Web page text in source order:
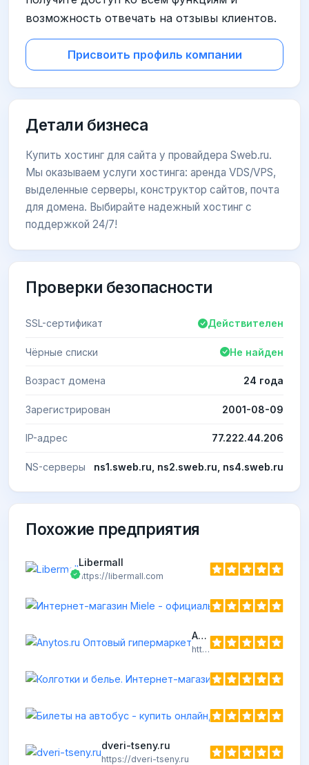
возможность отвечать на отзывы клиентов.
Присвоить профиль компании
Детали бизнеса
Купить хостинг для сайта у провайдера Sweb.ru.
Мы оказываем услуги хостинга: аренда VDS/VPS,
выделенные серверы, конструктор сайтов, почта
для домена. Выбирайте надежный хостинг с
поддержкой 24/7!
Проверки безопасности
SSL-сертификат Действителен
Чёрные списки Не найден
Возраст домена 24 года
Зарегистрирован 2001-08-09
IP-адрес 77.222.44.206
NS-серверы ns1.sweb.ru, ns2.sweb.ru, ns4.sweb.ru
Похожие предприятия
Libermall
https://libermall.com
Anytos.ru Оптовый гипермаркет
https://anytos.ru
https://
dveri-tseny.ru
https://dveri-tseny.ru